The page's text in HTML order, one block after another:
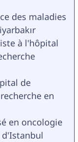
des maladies
à l'hôpital
de
en
en oncologie
d'Istanbul